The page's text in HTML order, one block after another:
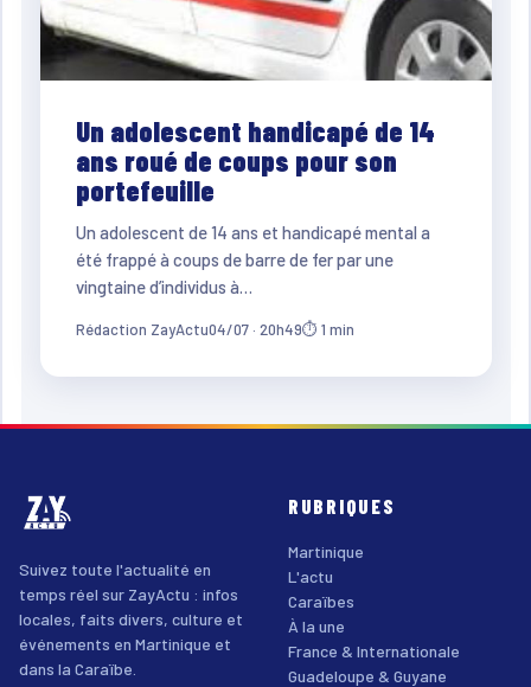
Un adolescent handicapé de 14
ans roué de coups pour son
portefeuille
Un adolescent de 14 ans et handicapé mental a
été frappé à coups de barre de fer par une
vingtaine d’individus à…
Rédaction ZayActu04/07 · 20h49⏱ 1 min
Suivez toute l'actualité en
temps réel sur ZayActu : infos
locales, faits divers, culture et
événements en Martinique et
dans la Caraïbe.
RUBRIQUES
Martinique
L'actu
Caraïbes
À la une
France & Internationale
Guadeloupe & Guyane